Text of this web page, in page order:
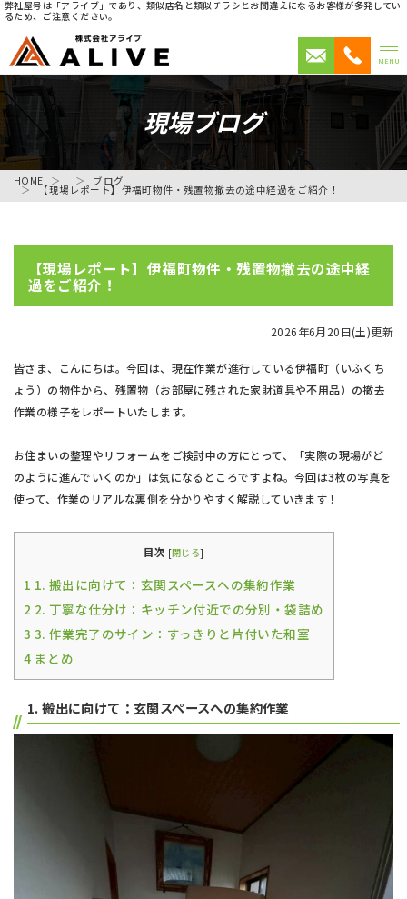
弊社屋号は「アライブ」であり、類似店名と類似チラシとお間違えになるお客様が多発してい
るため、ご注意ください。
MENU
現場ブログ
HOME ブログ
【現場レポート】伊福町物件・残置物撤去の途中経過をご紹介！
【現場レポート】伊福町物件・残置物撤去の途中経
過をご紹介！
2026年6月20日(土)更新
皆さま、こんにちは。今回は、現在作業が進行している伊福町（いふくち
ょう）の物件から、残置物（お部屋に残された家財道具や不用品）の撤去
作業の様子をレポートいたします。
お住まいの整理やリフォームをご検討中の方にとって、「実際の現場がど
のように進んでいくのか」は気になるところですよね。今回は3枚の写真を
使って、作業のリアルな裏側を分かりやすく解説していきます！
目次 [閉じる]
1 1. 搬出に向けて：玄関スペースへの集約作業
2 2. 丁寧な仕分け：キッチン付近での分別・袋詰め
3 3. 作業完了のサイン：すっきりと片付いた和室
4 まとめ
1. 搬出に向けて：玄関スペースへの集約作業